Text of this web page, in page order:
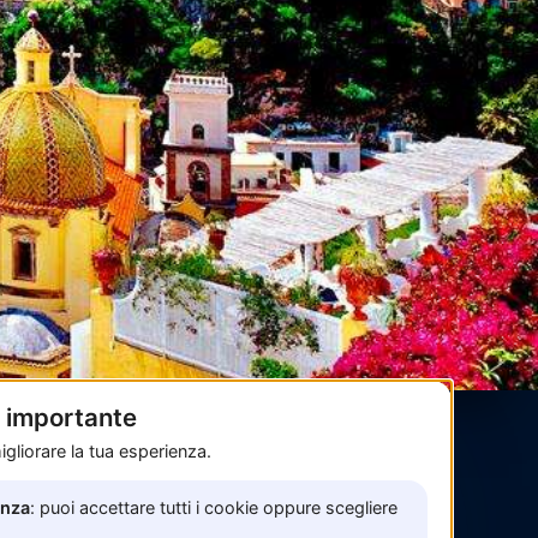
Pagamenti sicuri con
importante
la tua esperienza.
: puoi accettare tutti i cookie oppure scegliere